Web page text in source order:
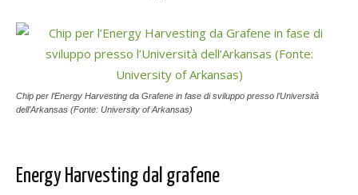
Chip per l’Energy Harvesting da Grafene in fase di sviluppo presso l’Università
dell’Arkansas (Fonte: University of Arkansas)
Energy Harvesting dal grafene